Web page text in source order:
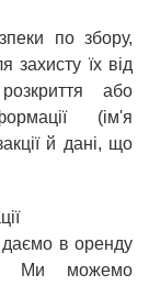
по збору,
захисту їх від
або
(ім'я
й дані, що
в оренду
Ми можемо